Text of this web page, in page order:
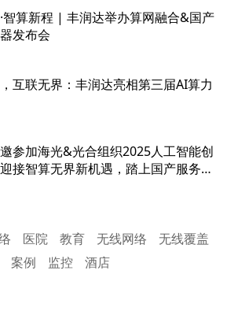
智算新程 | 丰润达举办算网融合&国产
发布会
互联无界：丰润达亮相第三届AI算力
参加海光&光合组织2025人工智能创
接智算无界新机遇，踏上国产服务器
医院 教育 无线网络
无线覆盖
案例 监控 酒店